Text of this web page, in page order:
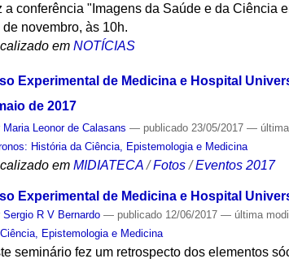
a conferência "Imagens da Saúde e da Ciência
de novembro, às 10h.
em NOTÍCIAS
Experimental de Medicina e Hospital
de 2017
Maria Leonor de Calasans — publicado 23/05/2017—
História da Ciência, Epistemologia e Medicina
em MIDIATECA /Fotos /Eventos 2017
Experimental de Medicina e Hospital
Sergio R V Bernardo — publicado 12/06/2017— última
Epistemologia e Medicina
seminário fez um retrospecto dos elementos